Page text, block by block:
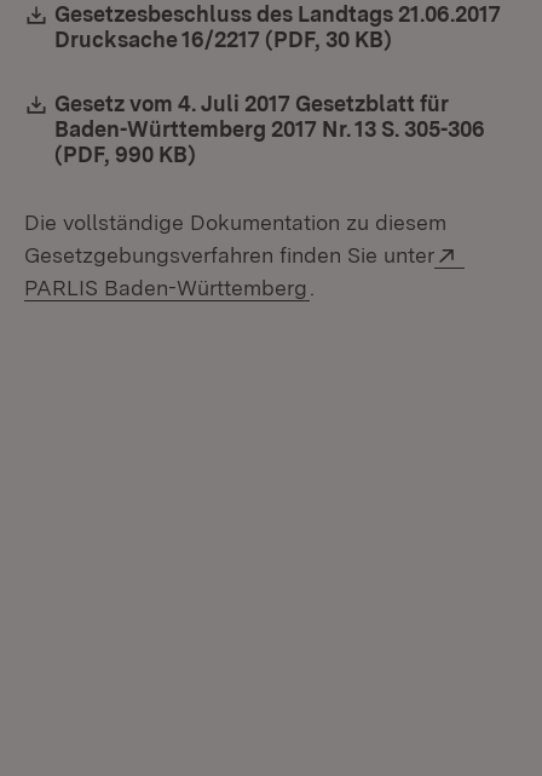
Download:
Gesetzesbeschluss des Landtags 21.06.2017
Drucksache 16/2217 (PDF, 30 KB)
Download:
Gesetz vom 4. Juli 2017 Gesetzblatt für
Baden-Württemberg 2017 Nr. 13 S. 305-306
(PDF, 990 KB)
Die vollständige Dokumentation zu diesem
Gesetzgebungsverfahren finden Sie unter
PARLIS Baden-Württemberg